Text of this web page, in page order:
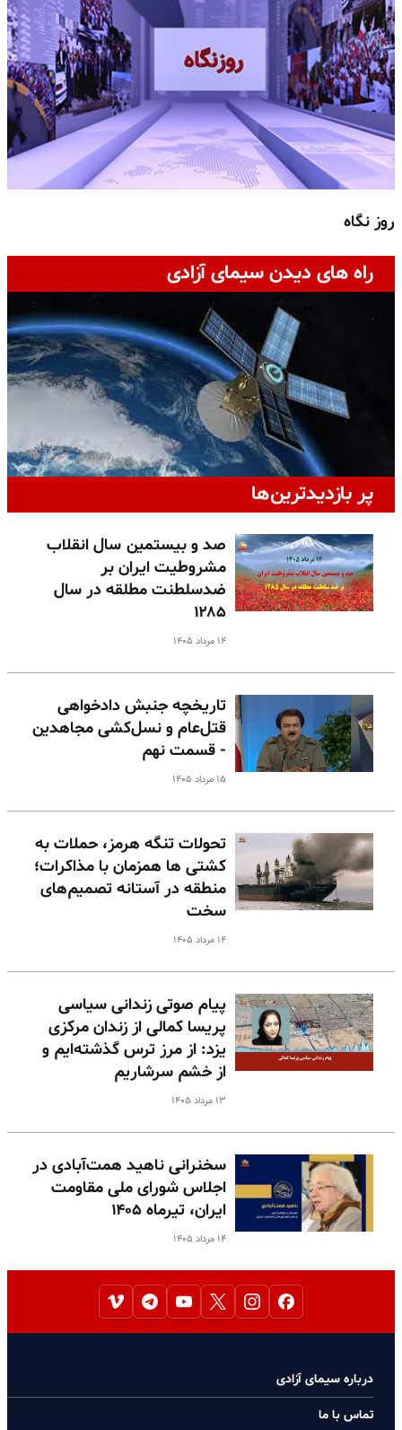
روز نگاه
راه های دیدن سیمای آزادی
پر بازدیدترین‌ها
صد و بیستمین سال انقلاب
مشروطیت ایران بر
ضدسلطنت مطلقه در سال
۱۲۸۵
۱۴ مرداد ۱۴۰۵
تاریخچه جنبش دادخواهی
قتل‌عام و نسل‌کشی مجاهدین
- قسمت نهم
۱۵ مرداد ۱۴۰۵
تحولات تنگه هرمز، حملات به
کشتی ها همزمان با مذاکرات؛
منطقه در آستانه تصمیم‌های
سخت
۱۴ مرداد ۱۴۰۵
پیام صوتی زندانی سیاسی
پریسا کمالی از زندان مرکزی
یزد: از مرز ترس گذشته‌ایم و
از خشم سرشاریم
۱۳ مرداد ۱۴۰۵
سخنرانی ناهید همت‌آبادی در
اجلاس شورای ملی مقاومت
ایران، تیرماه ۱۴۰۵
۱۴ مرداد ۱۴۰۵
درباره سیمای آزادی
تماس با ما